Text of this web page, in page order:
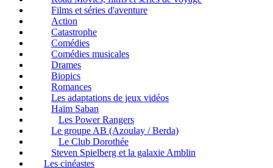
Films et séries d'aventure
Action
Catastrophe
Comédies
Comédies musicales
Drames
Biopics
Romances
Les adaptations de jeux vidéos
Haïm Saban
Les Power Rangers
Le groupe AB (Azoulay / Berda)
Le Club Dorothée
Steven Spielberg et la galaxie Amblin
Les cinéastes